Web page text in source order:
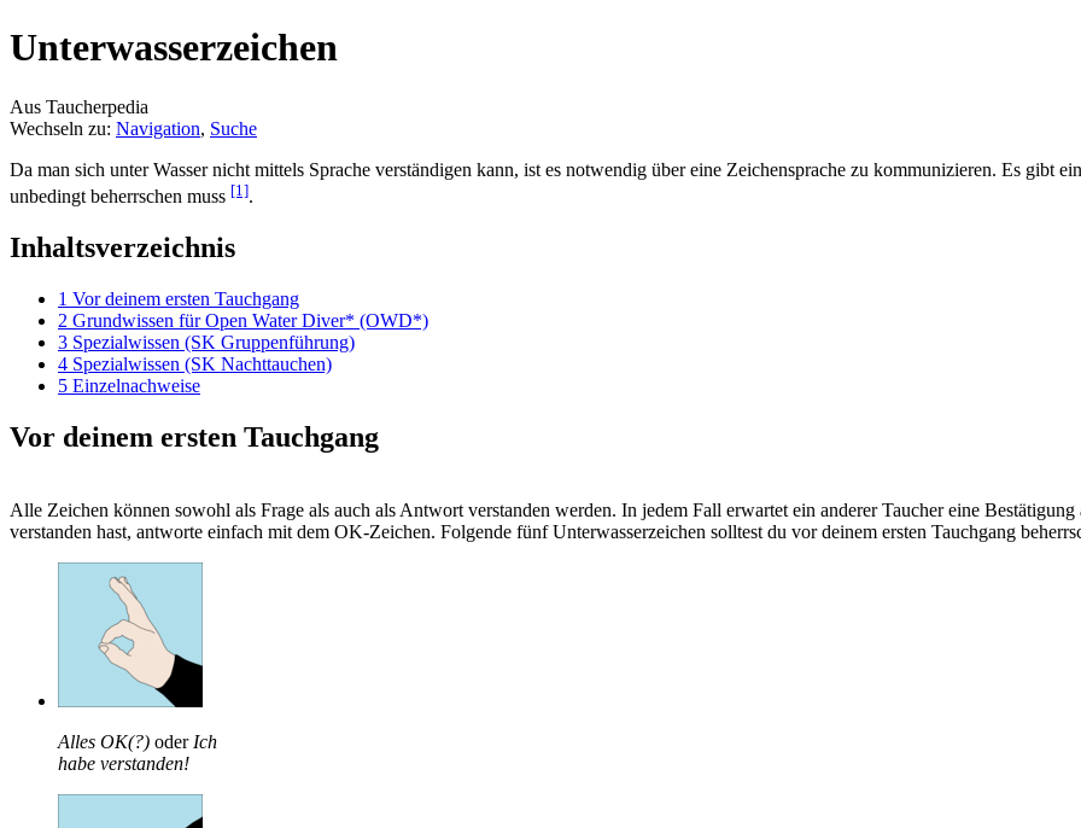
Unterwasserzeichen
Aus Taucherpedia
Wechseln zu: Navigation, Suche
Da man sich unter Wasser nicht mittels Sprache verständigen kann, ist es notwendig über eine Zeichensprache zu kommunizieren. Es gibt
unbedingt beherrschen muss [1].
Inhaltsverzeichnis
1 Vor deinem ersten Tauchgang
2 Grundwissen für Open Water Diver* (OWD*)
3 Spezialwissen (SK Gruppenführung)
4 Spezialwissen (SK Nachttauchen)
5 Einzelnachweise
Vor deinem ersten Tauchgang
Alle Zeichen können sowohl als Frage als auch als Antwort verstanden werden. In jedem Fall erwartet ein anderer Taucher eine
verstanden hast, antworte einfach mit dem OK-Zeichen. Folgende fünf Unterwasserzeichen solltest du vor deinem ersten Tauchgang
Alles OK(?) oder Ich
habe verstanden!